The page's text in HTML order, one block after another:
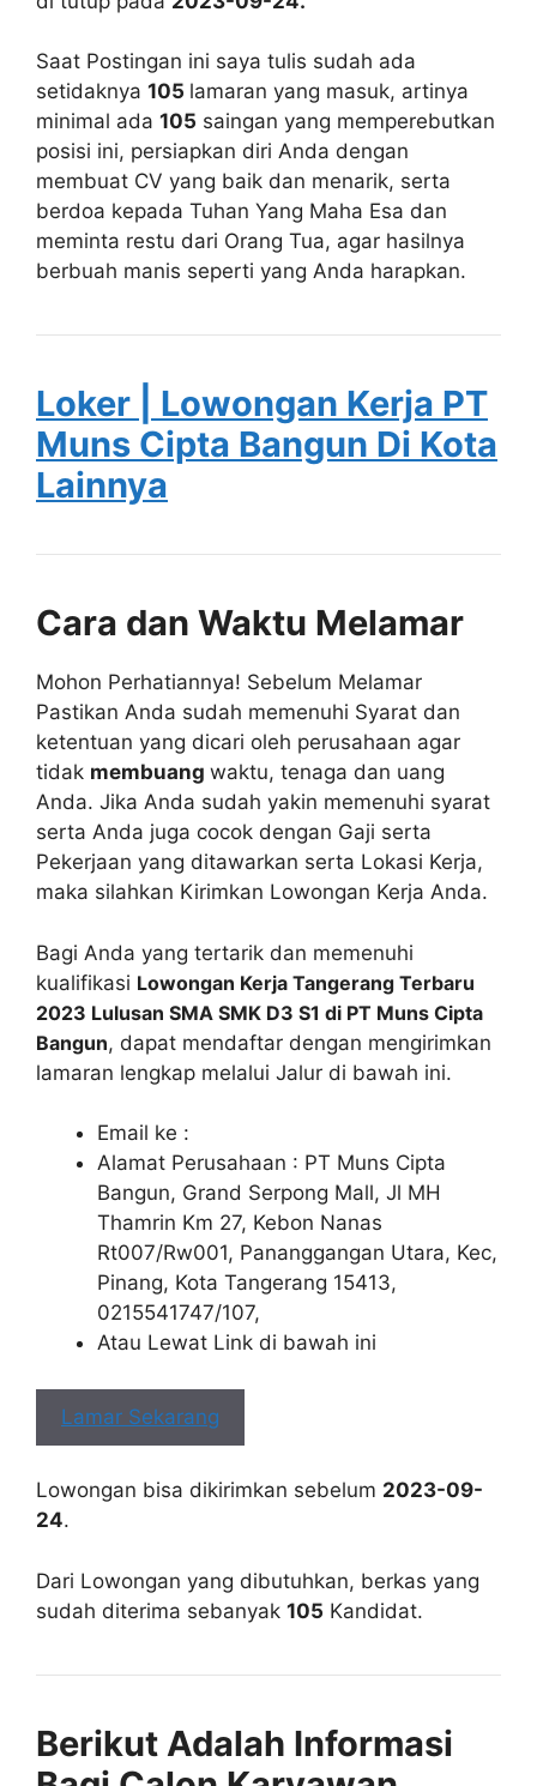
Saat Postingan ini saya tulis sudah ada
setidaknya 105 lamaran yang masuk, artinya
minimal ada 105 saingan yang memperebutkan
posisi ini, persiapkan diri Anda dengan
membuat CV yang baik dan menarik, serta
berdoa kepada Tuhan Yang Maha Esa dan
meminta restu dari Orang Tua, agar hasilnya
berbuah manis seperti yang Anda harapkan.
Loker | Lowongan Kerja PT
Muns Cipta Bangun Di Kota
Lainnya
Cara dan Waktu Melamar
Mohon Perhatiannya! Sebelum Melamar
Pastikan Anda sudah memenuhi Syarat dan
ketentuan yang dicari oleh perusahaan agar
tidak membuang waktu, tenaga dan uang
Anda. Jika Anda sudah yakin memenuhi syarat
serta Anda juga cocok dengan Gaji serta
Pekerjaan yang ditawarkan serta Lokasi Kerja,
maka silahkan Kirimkan Lowongan Kerja Anda.
Bagi Anda yang tertarik dan memenuhi
kualifikasi Lowongan Kerja Tangerang Terbaru
2023 Lulusan SMA SMK D3 S1 di PT Muns Cipta
Bangun, dapat mendaftar dengan mengirimkan
lamaran lengkap melalui Jalur di bawah ini.
Email ke :
Alamat Perusahaan : PT Muns Cipta
Bangun, Grand Serpong Mall, Jl MH
Thamrin Km 27, Kebon Nanas
Rt007/Rw001, Pananggangan Utara, Kec,
Pinang, Kota Tangerang 15413,
0215541747/107,
Atau Lewat Link di bawah ini
Lamar Sekarang
Lowongan bisa dikirimkan sebelum 2023-09-
24.
Dari Lowongan yang dibutuhkan, berkas yang
sudah diterima sebanyak 105 Kandidat.
Berikut Adalah Informasi